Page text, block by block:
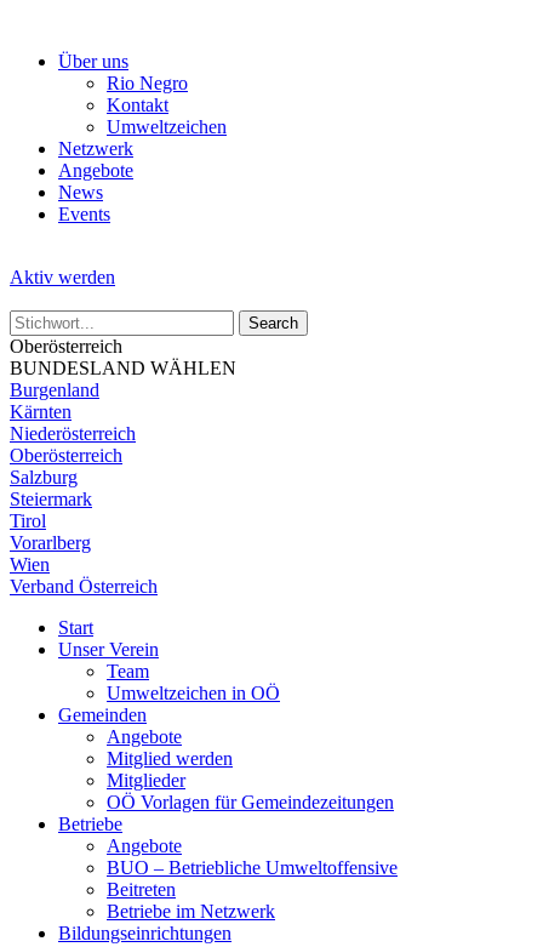
Über uns
Rio Negro
Kontakt
Umweltzeichen
Netzwerk
Angebote
News
Events
Aktiv werden
Oberösterreich
BUNDESLAND WÄHLEN
Burgenland
Kärnten
Niederösterreich
Oberösterreich
Salzburg
Steiermark
Tirol
Vorarlberg
Wien
Verband Österreich
Start
Unser Verein
Team
Umweltzeichen in OÖ
Gemeinden
Angebote
Mitglied werden
Mitglieder
OÖ Vorlagen für Gemeindezeitungen
Betriebe
Angebote
BUO – Betriebliche Umweltoffensive
Beitreten
Betriebe im Netzwerk
Bildungseinrichtungen